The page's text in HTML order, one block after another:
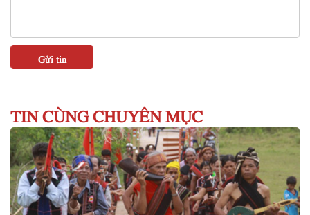
TIN CÙNG CHUYÊN MỤC